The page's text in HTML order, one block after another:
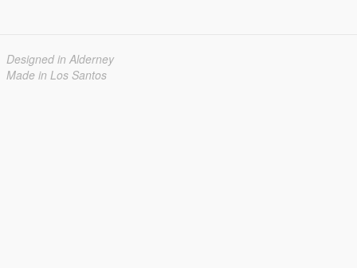
Designed in Alderney
Made in Los Santos